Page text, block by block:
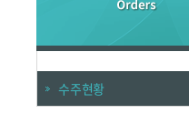
수주현황